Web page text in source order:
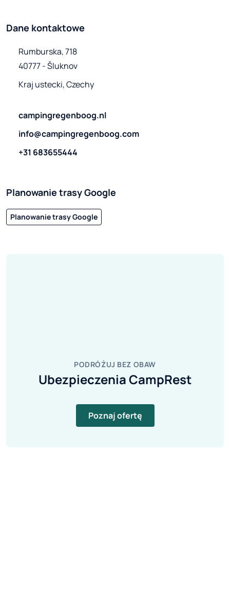
Dane kontaktowe
Rumburska, 718
40777 - Šluknov
Kraj ustecki, Czechy
campingregenboog.nl
info@campingregenboog.com
+31 683655444
Planowanie trasy Google
Planowanie trasy Google
PODRÓŻUJ BEZ OBAW
Ubezpieczenia CampRest
Poznaj ofertę